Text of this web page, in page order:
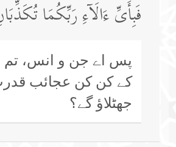
فَبِأَیِّ ءَالَاۤءِ رَبِّكُمَا
پس اے جن و انس، تم
کے کن کن عجائب
جھٹلاؤ گے؟